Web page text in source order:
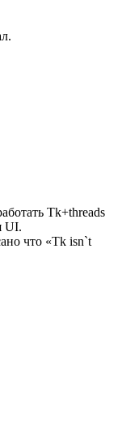
Tk+threads
UI.
что «Tk isn`t